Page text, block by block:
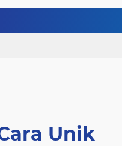
Unik